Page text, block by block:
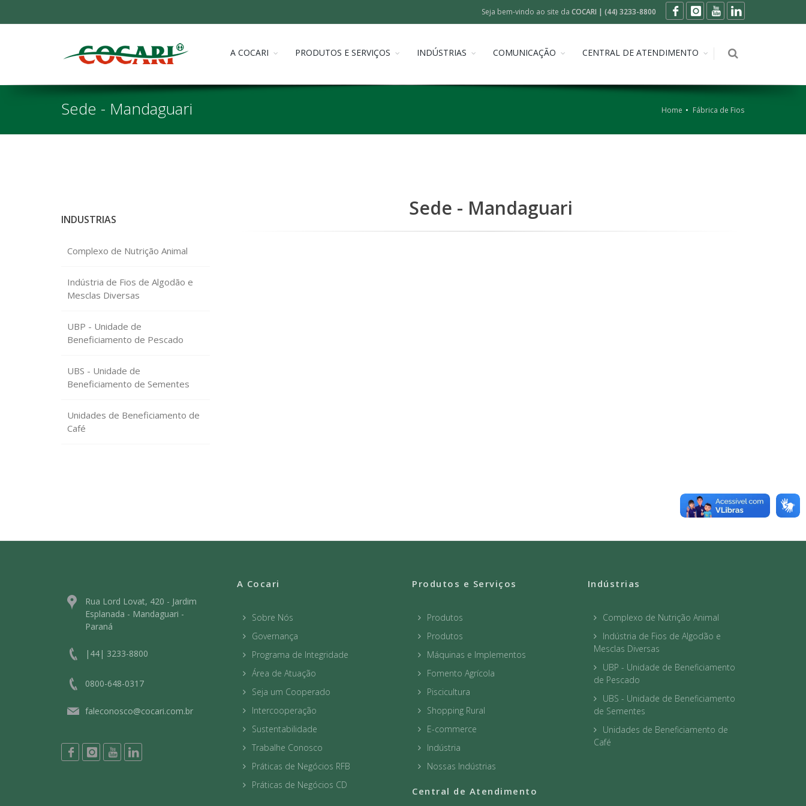
Seja bem-vindo ao site da COCARI | (44) 3233-8800
A COCARI PRODUTOS E SERVIÇOS INDÚSTRIAS COMUNICAÇÃO CENTRAL DE ATENDIMENTO
Sede - Mandaguari Home Fábrica de Fios
INDUSTRIAS
Complexo de Nutrição Animal
Indústria de Fios de Algodão e
Mesclas Diversas
UBP - Unidade de
Beneficiamento de Pescado
UBS - Unidade de
Beneficiamento de Sementes
Unidades de Beneficiamento de
Café
Sede - Mandaguari
Rua Lord Lovat, 420 - Jardim
Esplanada - Mandaguari -
Paraná
|44| 3233-8800
0800-648-0317
faleconosco@cocari.com.br
A Cocari
Sobre Nós
Governança
Programa de Integridade
Área de Atuação
Seja um Cooperado
Intercooperação
Sustentabilidade
Trabalhe Conosco
Práticas de Negócios RFB
Práticas de Negócios CD
Produtos e Serviços
Produtos
Produtos
Máquinas e Implementos
Fomento Agrícola
Piscicultura
Shopping Rural
E-commerce
Indústria
Nossas Indústrias
Central de Atendimento
Indústrias
Complexo de Nutrição Animal
Indústria de Fios de Algodão e
Mesclas Diversas
UBP - Unidade de Beneficiamento
de Pescado
UBS - Unidade de Beneficiamento
de Sementes
Unidades de Beneficiamento de
Café